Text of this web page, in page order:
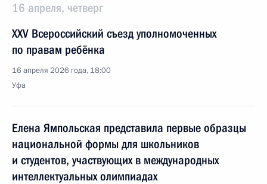
16 апреля, четверг
XXV Всероссийский съезд уполномоченных
по правам ребёнка
16 апреля 2026 года, 18:00
Уфа
Елена Ямпольская представила первые образцы
национальной формы для школьников
и студентов, участвующих в международных
интеллектуальных олимпиадах